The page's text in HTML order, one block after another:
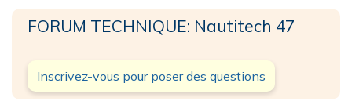
FORUM TECHNIQUE: Nautitech 47
Inscrivez-vous pour poser des questions